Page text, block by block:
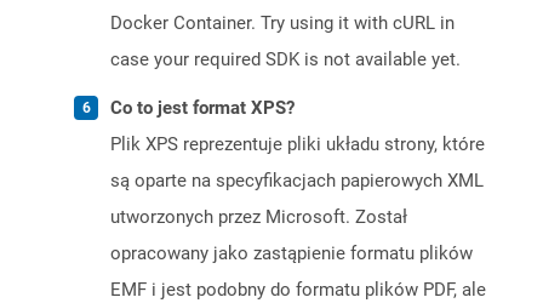
Docker Container. Try using it with cURL in
case your required SDK is not available yet.
Co to jest format XPS?
Plik XPS reprezentuje pliki układu strony, które
są oparte na specyfikacjach papierowych XML
utworzonych przez Microsoft. Został
opracowany jako zastąpienie formatu plików
EMF i jest podobny do formatu plików PDF, ale